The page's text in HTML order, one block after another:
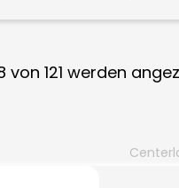
von 121 werden